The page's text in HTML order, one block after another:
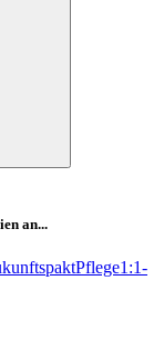
an...
1:1-